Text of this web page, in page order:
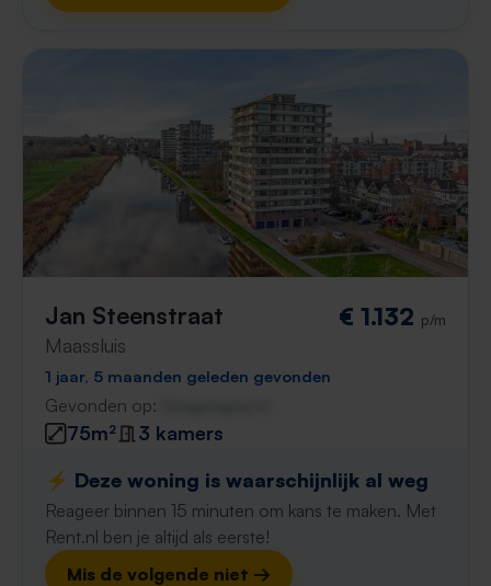
Jan Steenstraat
Maassluis
€ 1.132 p/m
1 jaar, 5 maanden geleden gevonden
Gevonden op:
75m²
3 kamers
⚡️ Deze woning is waarschijnlijk al weg
Reageer binnen 15 minuten om kans te maken. Met
Rent.nl ben je altijd als eerste!
Mis de volgende niet →